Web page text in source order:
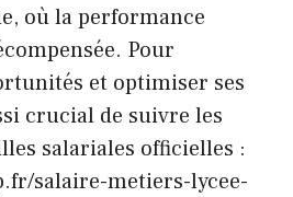
où la performance
Pour
et optimiser ses
crucial de suivre les
salariales officielles :
salaire-metiers-lycee-